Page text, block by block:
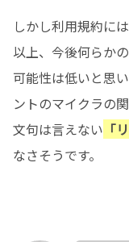
しかし利用規約に
以上、今後何らか
可能性は低いと思
ントのマイクラの
文句は言えない 「
なさそうです。